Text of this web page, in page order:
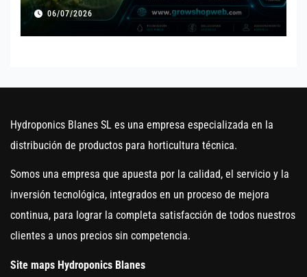
06/07/2026
Hydroponics Blanes SL es una empresa especializada en la
distribución de productos para horticultura técnica.
Somos una empresa que apuesta por la calidad, el servicio y la
inversión tecnológica, integrados en un proceso de mejora
continua, para lograr la completa satisfacción de todos nuestros
clientes a unos precios sin competencia.
Site maps Hydroponics Blanes